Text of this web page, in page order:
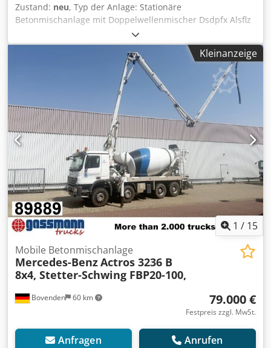
Zustand: neu, Typ der Anlage: Stationäre
Betonmischanlage mit Doppelwellenmischer Dsdpfx Alsflz
Ino Seck Anlagenkapazität: 200 m³ / Stunde
Frischbetonmischung Mischerkapazität: 7500/5000 l (5m³
verdichteter Beton) Zentralschmieranlage Marke: ILC
(hergestellt in Italien) Steuerungssystem: vollautomatisch
PC - PLC - Drucker Elektronische Ausrüstung: Siemens
Sonstige Ausrüstung und Zubehör: Italienisch
Unbegrenzte Anzahl von Benutzern und Fernzugriff
Installation und Inbetriebnahme des Systems liegen in
unserer Verantwortung. 7/24 DIENSTLEISTUNGEN. Export
von mehr als 1000 Betonmischanlagen in mehr als 90
Länder. * HOCHEFFIZIENTE PRODUKTION UND DOPPELTE *
EINFACHE WARTUNG * GEEIGNET FÜR DIE ARBEIT IN
RAUEN BEDINGUNGEN * RCC BETON
PRODUKTIONSKAPAZITÄT
Kleinanzeige
1 / 15
Bovenden 60 km
Mobile Betonmischanlage
Mercedes-BenzActros 3236 B
8x4, Stetter-Schwing FBP20-100,
79.000 €
Festpreis zzgl. MwSt.
Anfragen Anrufen